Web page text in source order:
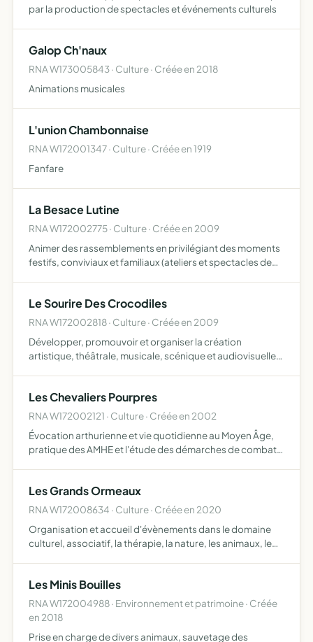
par la production de spectacles et événements culturels
Galop Ch'naux
RNA W173005843 · Culture · Créée en 2018
Animations musicales
L'union Chambonnaise
RNA W172001347 · Culture · Créée en 1919
Fanfare
La Besace Lutine
RNA W172002775 · Culture · Créée en 2009
Animer des rassemblements en privilégiant des moments
festifs, conviviaux et familiaux (ateliers et spectacles de
Le Sourire Des Crocodiles
RNA W172002818 · Culture · Créée en 2009
Développer, promouvoir et organiser la création
artistique, théâtrale, musicale, scénique et audiovisuelle
Les Chevaliers Pourpres
RNA W172002121 · Culture · Créée en 2002
Évocation arthurienne et vie quotidienne au Moyen Âge,
pratique des AMHE et l'étude des démarches de combat
Les Grands Ormeaux
RNA W172008634 · Culture · Créée en 2020
Organisation et accueil d'évènements dans le domaine
culturel, associatif, la thérapie, la nature, les animaux, le
Les Minis Bouilles
RNA W172004988 · Environnement et patrimoine · Créée
en 2018
Prise en charge de divers animaux, sauvetage des